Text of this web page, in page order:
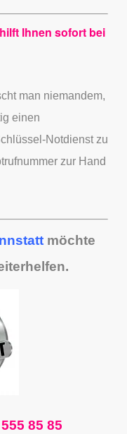
Ihnen sofort bei
man niemandem,
einen
Notdienst zu
zur Hand
möchte
85 85